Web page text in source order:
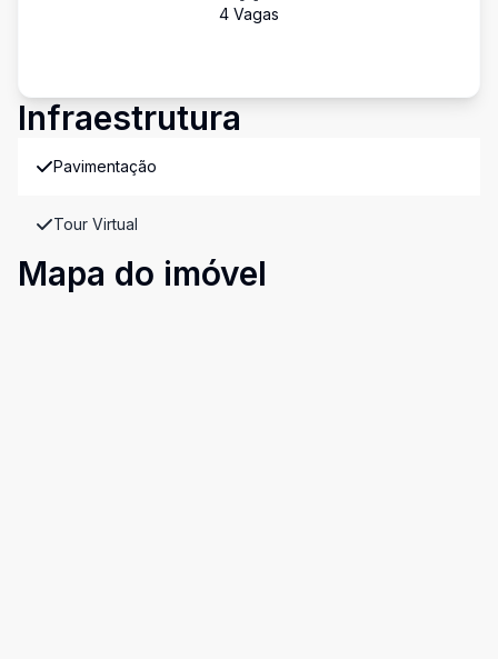
4 Vagas
Infraestrutura
Pavimentação
Tour Virtual
Mapa do imóvel